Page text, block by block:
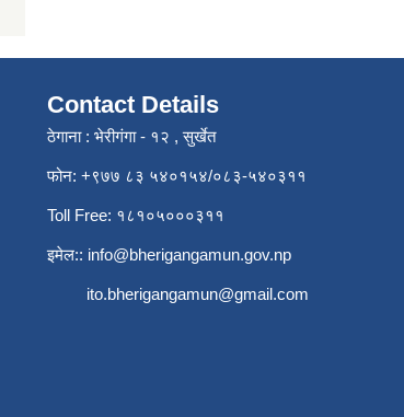
Contact Details
ठेगाना : भेरीगंगा - १२ , सुर्खेत
फोन: +९७७ ८३ ५४०१५४/०८३-५४०३११
Toll Free: १८१०५०००३११
इमेल:: info@bherigangamun.gov.np
ito.bherigangamun@gmail.com